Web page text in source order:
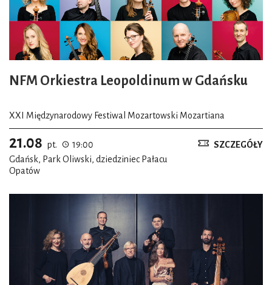
NFM Orkiestra Leopoldinum w Gdańsku
XXI Międzynarodowy Festiwal Mozartowski Mozartiana
21.08 pt.
19:00
Gdańsk, Park Oliwski, dziedziniec Pałacu
Opatów
SZCZEGÓŁY